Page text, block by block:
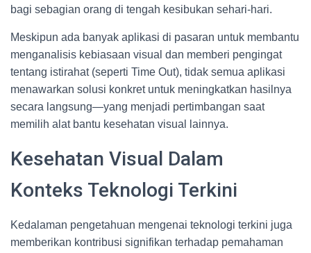
bagi sebagian orang di tengah kesibukan sehari-hari.
Meskipun ada banyak aplikasi di pasaran untuk membantu
menganalisis kebiasaan visual dan memberi pengingat
tentang istirahat (seperti Time Out), tidak semua aplikasi
menawarkan solusi konkret untuk meningkatkan hasilnya
secara langsung—yang menjadi pertimbangan saat
memilih alat bantu kesehatan visual lainnya.
Kesehatan Visual Dalam
Konteks Teknologi Terkini
Kedalaman pengetahuan mengenai teknologi terkini juga
memberikan kontribusi signifikan terhadap pemahaman